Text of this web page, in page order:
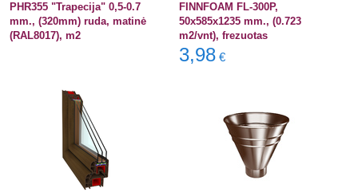
PHR355 "Trapecija" 0,5-0.7
mm., (320mm) ruda, matinė
(RAL8017), m2
FINNFOAM FL-300P,
50x585x1235 mm., (0.723
m2/vnt), frezuotas
3,98 €